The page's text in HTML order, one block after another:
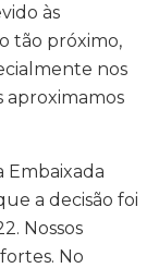
às
tão próximo,
nos
aproximamos
Embaixada
a decisão foi
Nossos
No